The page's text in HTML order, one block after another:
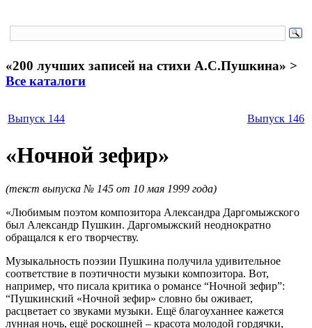
«200 лучших записей на стихи А.С.Пушкина» >
Все каталоги
Выпуск 144 Выпуск 146
«Ночной зефир»
(текст выпуска № 145 от 10 мая 1999 года)
«Любимым поэтом композитора Александра Даргомыжского
был Александр Пушкин. Даргомыжский неоднократно
обращался к его творчеству.
Музыкальность поэзии Пушкина получила удивительное
соответствие в поэтичности музыки композитора. Вот,
например, что писала критика о романсе “Ночной зефир”:
“Пушкинский «Ночной зефир» словно бы оживает,
расцветает со звуками музыки. Ещё благоуханнее кажется
лунная ночь, ещё роскошней – красота молодой гордячки,